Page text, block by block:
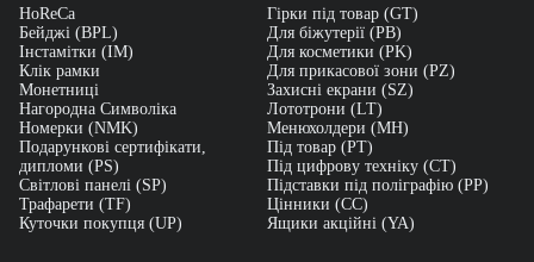
HoReCa
Бейджі (BPL)
Інстамітки (IM)
Клік рамки
Монетниці
Нагородна Символіка
Номерки (NMK)
Подарункові сертифікати,
дипломи (PS)
Світлові панелі (SP)
Трафарети (TF)
Куточки покупця (UP)
Гірки під товар (GT)
Для біжутерії (PB)
Для косметики (PK)
Для прикасової зони (PZ)
Захисні екрани (SZ)
Лототрони (LT)
Менюхолдери (MH)
Під товар (PT)
Під цифрову техніку (CT)
Підставки під поліграфію (PP)
Цінники (СС)
Ящики акційні (YA)